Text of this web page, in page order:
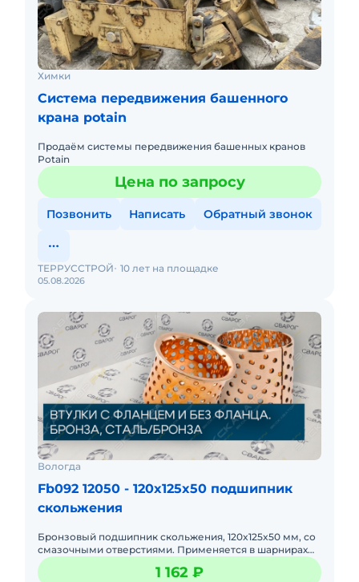
Химки
Система передвижения башенного
крана potain
Продаём системы передвижения башенных кранов
Potain
Цена по запросу
Позвонить Написать Обратный звонок
05.08.2026
ТЕРРУССТРОЙ 10 лет на площадке
Вологда
Fb092 12050 - 120x125x50 подшипник
скольжения
Бронзовый подшипник скольжения, 120x125x50 мм, со
смазочными отверстиями. Применяется в шарнирах
строительной и сельхозтехники. Высокая
износостойкость, эффекти1 162 ₽